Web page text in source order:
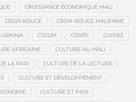
CROISSANCE ÉCONOMIQUE MALI
CROIX ROUGE CROIX-ROUGE MALIENNE
CSCOM CSRÉF CUIVRE
AFRICAINE CULTURE AU MALI
LA PAIX CULTURE DE LA LECTURE
CULTURE ET DÉVELOPPEMENT
CULTURE ET PAIX